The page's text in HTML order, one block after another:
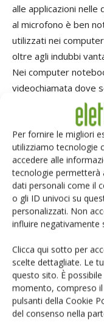
Per fornire le migliori
utilizziamo tecnologie
accedere alle
tecnologie permetterà
dati personali come il
o gli ID univoci su
personalizzati. Non
influire negativamente
Clicca qui sotto per
scelte dettagliate. Le
questo sito. È
momento, compreso
pulsanti della Cookie
del consenso nella
alle applicazioni nelle
al microfono è ben
utilizzati nei
oltre agli indubbi
Nei computer
videochiamata dove
confinato nella
allo stesso
conferenza, dove
introno a un tavolo.
sorgente vocale è
definito, per
soppressione del
se il telefono non è
aspetta, anche il
attenuato. Al
analisi statistica
istantanee su cosa
essere considerato e
in grado di gestire